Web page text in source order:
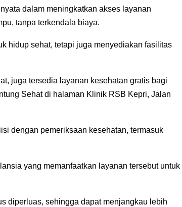
dalam meningkatkan akses layanan
tanpa terkendala biaya.
hidup sehat, tetapi juga menyediakan fasilitas
juga tersedia layanan kesehatan gratis bagi
Sehat di halaman Klinik RSB Kepri, Jalan
dengan pemeriksaan kesehatan, termasuk
yang memanfaatkan layanan tersebut untuk
diperluas, sehingga dapat menjangkau lebih